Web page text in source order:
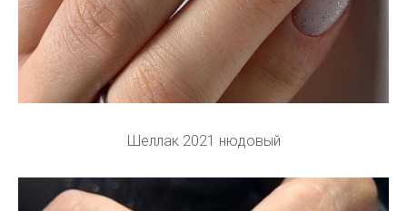
Шеллак 2021 нюдовый